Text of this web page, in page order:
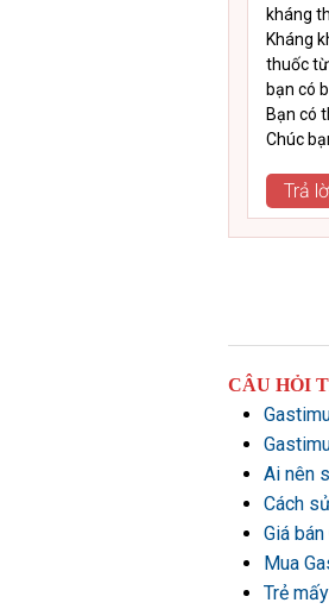
kháng
Kháng
thuốc từ
bạn có
Bạn có
Chúc
Trả
CÂU HỎI
Ai nên
Cách
Giá
Mua
Trẻ